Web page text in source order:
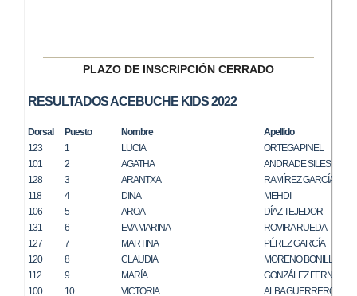
PLAZO DE INSCRIPCIÓN CERRADO
RESULTADOS ACEBUCHE KIDS 2022
Dorsal Puesto Nombre
Apellido
123
1 LUCIA
ORTEGA PINEL
101
2 AGATHA
ANDRADE SILES
128
3 ARANTXA
RAMÍREZ GARCÍA
118
4 DINA
MEHDI
106
5 AROA
DÍAZ TEJEDOR
131
6 EVA MARINA
ROVIRA RUEDA
127
7 MARTINA
PÉREZ GARCÍA
120
8 CLAUDIA
MORENO BONILLA
112
9 MARÍA
GONZÁLEZ
100
10 VICTORIA ALBA GUERRERO